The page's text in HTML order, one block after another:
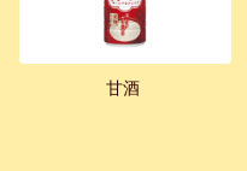
甘酒